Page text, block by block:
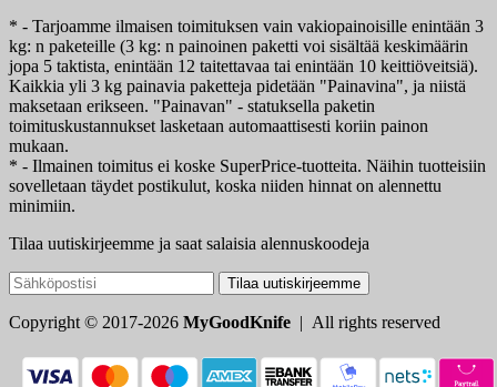
* - Tarjoamme ilmaisen toimituksen vain vakiopainoisille enintään 3
kg: n paketeille (3 kg: n painoinen paketti voi sisältää keskimäärin
jopa 5 taktista, enintään 12 taitettavaa tai enintään 10 keittiöveitsiä).
Kaikkia yli 3 kg painavia paketteja pidetään "Painavina", ja niistä
maksetaan erikseen. "Painavan" - statuksella paketin
toimituskustannukset lasketaan automaattisesti koriin painon
mukaan.
* - Ilmainen toimitus ei koske SuperPrice-tuotteita. Näihin tuotteisiin
sovelletaan täydet postikulut, koska niiden hinnat on alennettu
minimiin.
Tilaa uutiskirjeemme ja saat salaisia alennuskoodeja
Tilaa uutiskirjeemme
Copyright © 2017-2026 MyGoodKnife | All rights reserved